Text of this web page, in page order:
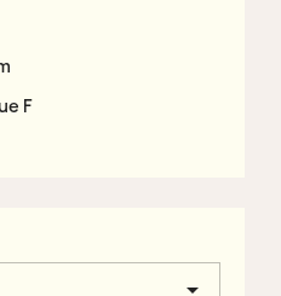
F
arrow_drop_down